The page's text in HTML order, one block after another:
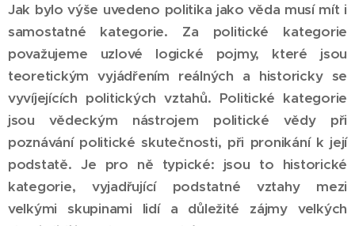
Jak bylo výše uvedeno politika jako věda musí mít i
samostatné kategorie. Za politické kategorie
považujeme uzlové logické pojmy, které jsou
teoretickým vyjádřením reálných a historicky se
vyvíjejících politických vztahů. Politické kategorie
jsou vědeckým nástrojem politické vědy při
poznávání politické skutečnosti, při pronikání k její
podstatě. Je pro ně typické: jsou to historické
kategorie, vyjadřující podstatné vztahy mezi
velkými skupinami lidí a důležité zájmy velkých